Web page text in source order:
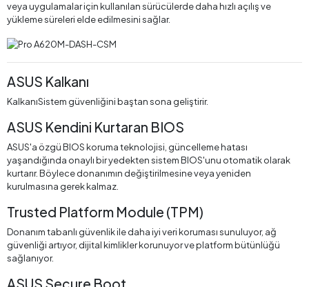
veya uygulamalar için kullanılan sürücülerde daha hızlı açılış ve
yükleme süreleri elde edilmesini sağlar.
ASUS Kalkanı
KalkanıSistem güvenliğini baştan sona geliştirir.
ASUS Kendini Kurtaran BIOS
ASUS'a özgü BIOS koruma teknolojisi, güncelleme hatası
yaşandığında onaylı bir yedekten sistem BIOS'unu otomatik olarak
kurtarır. Böylece donanımın değiştirilmesine veya yeniden
kurulmasına gerek kalmaz.
Trusted Platform Module (TPM)
Donanım tabanlı güvenlik ile daha iyi veri koruması sunuluyor, ağ
güvenliği artıyor, dijital kimlikler korunuyor ve platform bütünlüğü
sağlanıyor.
ASUS Secure Boot